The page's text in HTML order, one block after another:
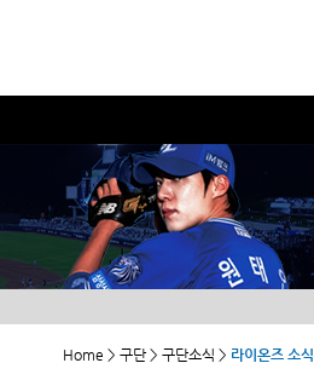
Home > 구단 > 구단소식 > 라이온즈 소식